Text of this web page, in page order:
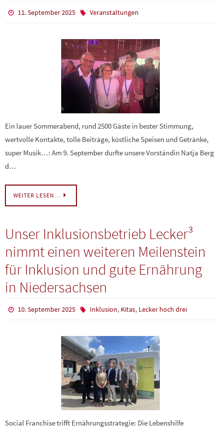
11. September 2025 Veranstaltungen
Ein lauer Sommerabend, rund 2500 Gäste in bester Stimmung,
wertvolle Kontakte, tolle Beiträge, köstliche Speisen und Getränke,
super Musik…: Am 9. September durfte unsere Vorständin Natja Berg
d…
WEITER LESEN…
Unser Inklusionsbetrieb Lecker³
nimmt einen weiteren Meilenstein
für Inklusion und gute Ernährung
in Niedersachsen
10. September 2025 Inklusion, Kitas, Lecker hoch drei
Social Franchise trifft Ernährungsstrategie: Die Lebenshilfe